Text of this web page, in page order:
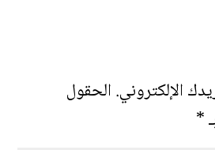
الإلكتروني.الحقول
*